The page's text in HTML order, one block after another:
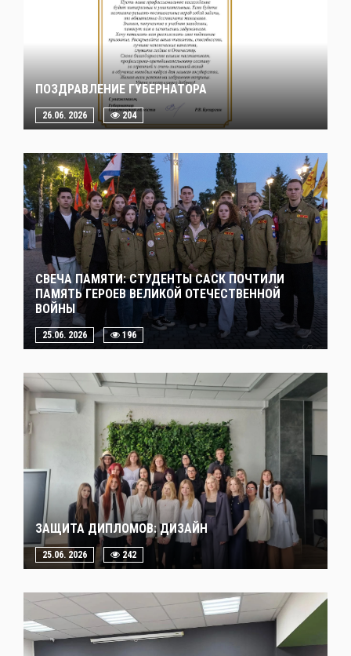
ПОЗДРАВЛЕНИЕ ГУБЕРНАТОРА
26.06. 2026 204
СВЕЧА ПАМЯТИ: СТУДЕНТЫ САСК ПОЧТИЛИ
ПАМЯТЬ ГЕРОЕВ ВЕЛИКОЙ ОТЕЧЕСТВЕННОЙ
ВОЙНЫ
25.06. 2026 196
ЗАЩИТА ДИПЛОМОВ: ДИЗАЙН
25.06. 2026 242